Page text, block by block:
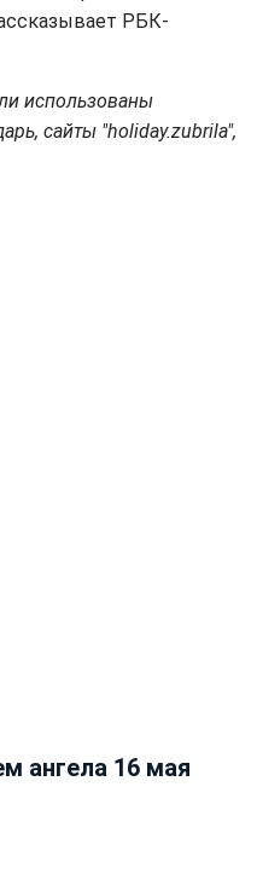
РБК-
использованы
сайты "holiday.zubrila",
ангела 16 мая